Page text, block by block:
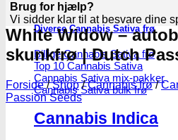
Diverse Cannabis Sativa frø
Billige Cannabis Sativa frø
Top 10 Cannabis Sativa
Cannabis Sativa mix-pakker
Cannabis Sativa bulk frø
Cannabis Indica
Brug for hjælp?
Vi sidder klar til at besvare dine
White Widow –
skunkfrø | Dutch
Forside / Shop / Cannabis frø /
Passion Seeds